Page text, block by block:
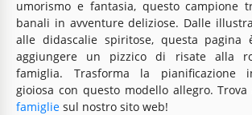
umorismo e fantasia, questo campione
banali in avventure deliziose. Dalle
alle didascalie spiritose, questa pagina
aggiungere un pizzico di risate alla
famiglia. Trasforma la pianificazione
gioiosa con questo modello allegro.
famiglie sul nostro sito web!